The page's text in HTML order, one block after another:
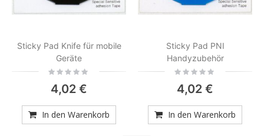
Sticky Pad Knife für mobile
Geräte
Rating:
4,02 €
In den Warenkorb
Sticky Pad PNI
Handyzubehör
Rating:
4,02 €
In den Warenkorb